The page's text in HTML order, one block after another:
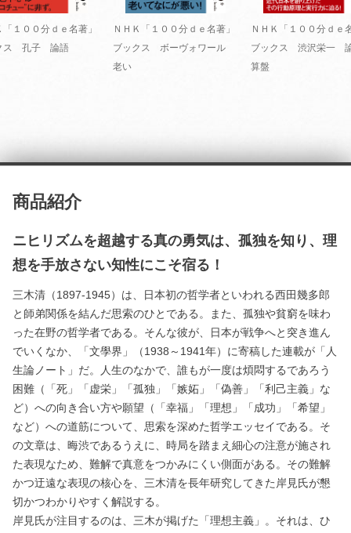
１００分ｄｅ名著」
ス 孔子 論語
ＮＨＫ「１００分ｄｅ名著」
ブックス ボーヴォワール
老い
ＮＨＫ「１００分ｄｅ
ブックス 渋沢栄一
算盤
商品紹介
ニヒリズムを超越する真の勇気は、孤独を知り、理
想を手放さない知性にこそ宿る！
三木清（1897-1945）は、日本初の哲学者といわれる西田幾多郎
と師弟関係を結んだ思索のひとである。また、孤独や貧窮を味わ
った在野の哲学者である。そんな彼が、日本が戦争へと突き進ん
でいくなか、「文學界」（1938～1941年）に寄稿した連載が「人
生論ノート」だ。人生のなかで、誰もが一度は煩悶するであろう
困難（「死」「虚栄」「孤独」「嫉妬」「偽善」「利己主義」な
ど）への向き合い方や願望（「幸福」「理想」「成功」「希望」
など）への道筋について、思索を深めた哲学エッセイである。そ
の文章は、晦渋であるうえに、時局を踏まえ細心の注意が施され
た表現なため、難解で真意をつかみにくい側面がある。その難解
かつ迂遠な表現の核心を、三木清を長年研究してきた岸見氏が懇
切かつわかりやすく解説する。
岸見氏が注目するのは、三木が掲げた「理想主義」。それは、ひ